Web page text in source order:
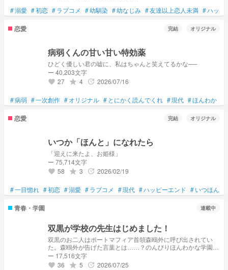
#溺愛 #初恋 #ラブコメ #幼馴染 #幼なじみ #友達以上恋人未満 #ハッピ
恋愛 完結 オリジナル
病弱くんの甘い甘い特効薬
ひどく優しい君の嘘に、私はちゃんと笑えてるかな──
ー 40,203文字
favorite 27 grade 4 update 2026/07/16
#病弱 #一次創作 #オリジナル # とにかく読んでくれ #現代 #ほんわか
恋愛 完結 オリジナル
いつか「ほんと」になれたら
「迎えに来たよ、お姫様」
ー 75,714文字
favorite 58 grade 3 update 2026/02/19
#一目惚れ #初恋 #溺愛 #ラブコメ #現代 #ハッピーエンド #いつほん
青春・学園 連載中
双黒が学校の先生はじめました！
双黒のお二人はポートマフィア首領森鴎外に呼び出されてい
た。森鴎外が告げた言葉とは……？のんびりほんわかな学園物
語！
ー 17,516文字
favorite 36 grade 5 update 2026/07/25